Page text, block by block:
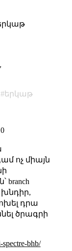
երկաթ
ոչ միայն
branch
խնդիր,
դրա
ծրագրի
bhb/